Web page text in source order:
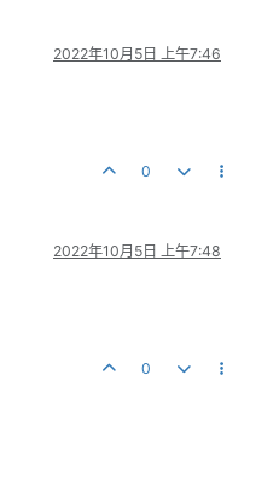
2022年10月5日 上午7:46
0
2022年10月5日 上午7:48
0